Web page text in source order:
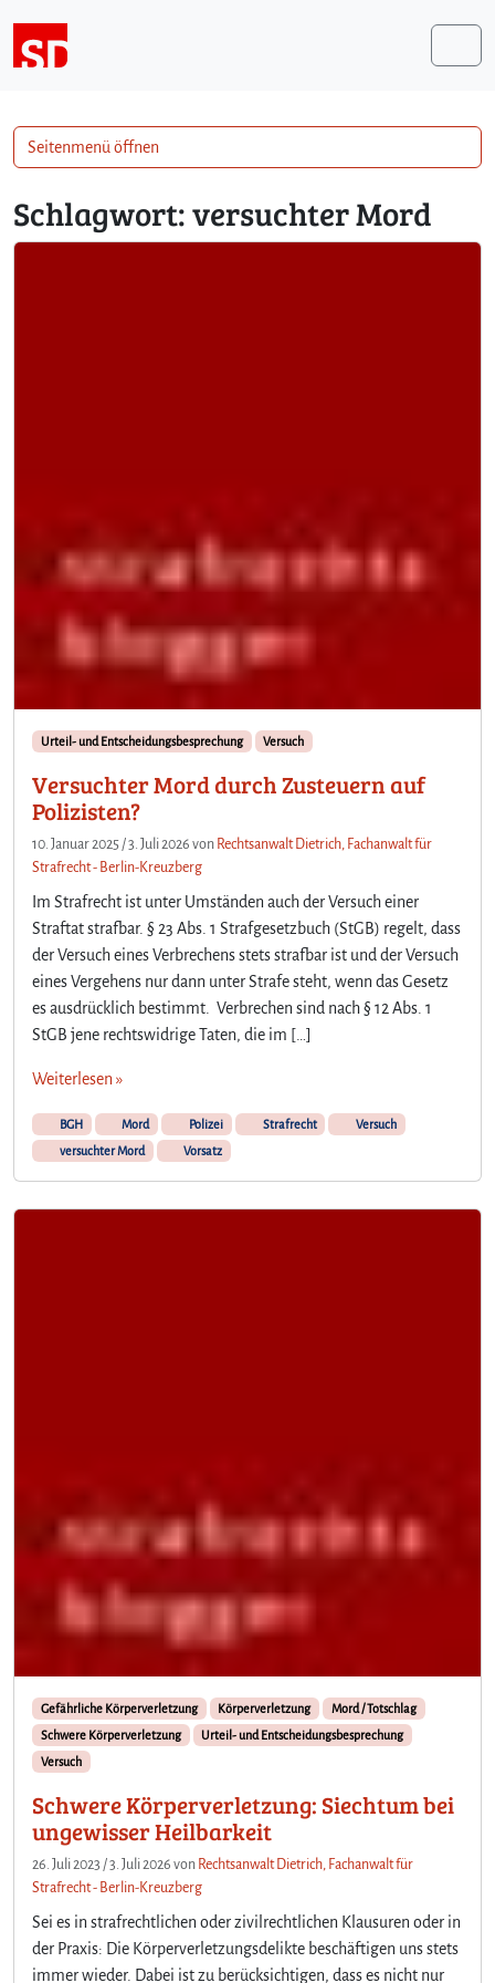
Schlagwort:versuchter Mord
Urteil- und Entscheidungsbesprechung Versuch
Versuchter Mord durch Zusteuern auf
Polizisten?
10. Januar 2025 /3. Juli 2026 von Rechtsanwalt Dietrich, Fachanwalt für
Strafrecht - Berlin-Kreuzberg
Im Strafrecht ist unter Umständen auch der Versuch einer
Straftat strafbar. § 23 Abs. 1 Strafgesetzbuch (StGB) regelt, dass
der Versuch eines Verbrechens stets strafbar ist und der Versuch
eines Vergehens nur dann unter Strafe steht, wenn das Gesetz
es ausdrücklich bestimmt. Verbrechen sind nach § 12 Abs. 1
StGB jene rechtswidrige Taten, die im […]
Weiterlesen »
BGH Mord Polizei Strafrecht
Versuch
versuchter Mord
Vorsatz
Gefährliche Körperverletzung Körperverletzung
Mord / Totschlag
Schwere Körperverletzung
Urteil- und Entscheidungsbesprechung
Versuch
Schwere Körperverletzung: Siechtum bei
ungewisser Heilbarkeit
26. Juli 2023 /3. Juli 2026 von Rechtsanwalt Dietrich, Fachanwalt für
Strafrecht - Berlin-Kreuzberg
Sei es in strafrechtlichen oder zivilrechtlichen Klausuren oder in
der Praxis: Die Körperverletzungsdelikte beschäftigen uns stets
immer wieder. Dabei ist zu berücksichtigen, dass es nicht nur
Seitenmenü öffnen